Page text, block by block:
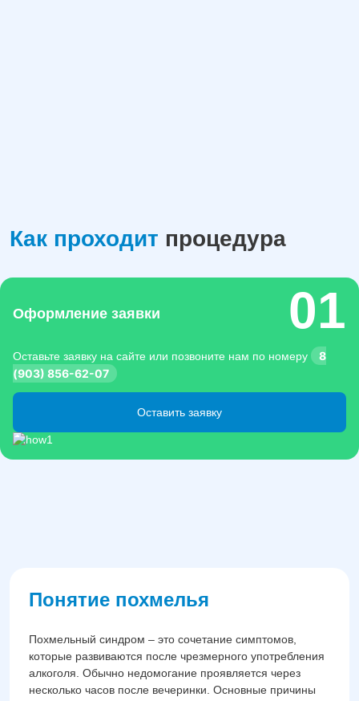
Как проходит процедура
Оформление заявки
Оставьте заявку на сайте или позвоните нам по номеру
8
(903) 856-62-07
Оставить заявку
Понятие похмелья
Похмельный синдром – это сочетание симптомов,
которые развиваются после чрезмерного употребления
алкоголя. Обычно недомогание проявляется через
несколько часов после вечеринки. Основные причины